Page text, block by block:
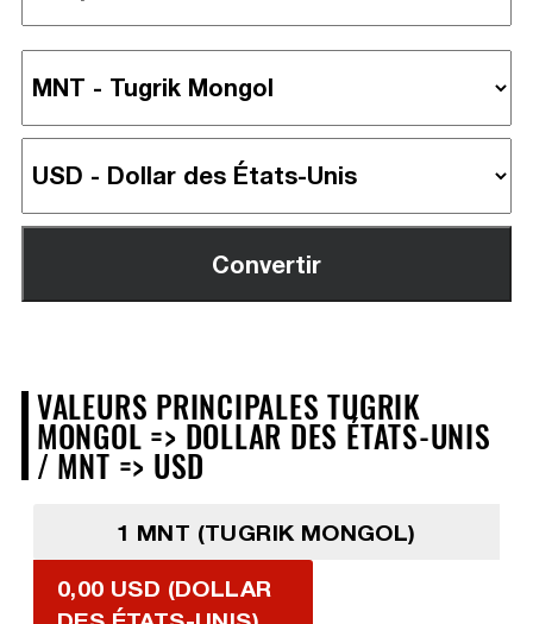
VALEURS PRINCIPALES TUGRIK
MONGOL => DOLLAR DES ÉTATS-UNIS
/ MNT => USD
1 MNT (TUGRIK MONGOL)
0,00 USD (DOLLAR